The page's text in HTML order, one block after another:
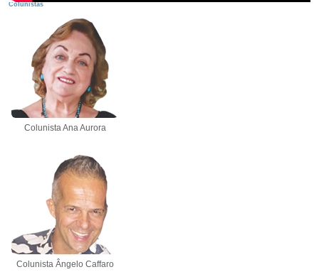
Colunistas
Colunista Ana Aurora
Colunista Ângelo Caffaro